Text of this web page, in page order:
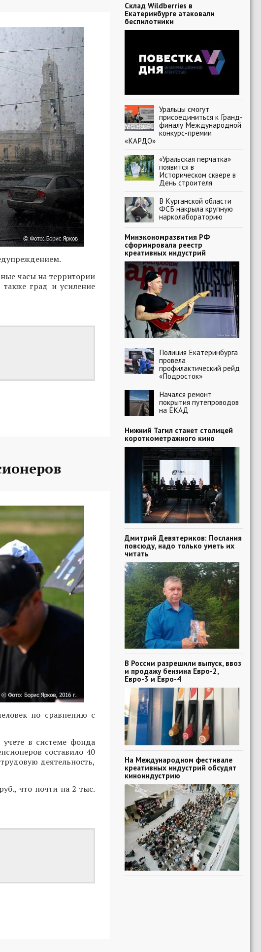
часы на территории
град и усиление
по сравнению с
в системе фонда
составило 40
деятельность,
что почти на 2 тыс.
Склад Wildberries в
Екатеринбурге атаковали
беспилотники
Уральцы смогут
присоединиться к Гранд-
финалу Международной
конкурс-премии
«КАРДО»
«Уральская перчатка»
появится в
Историческом сквере в
День строителя
В Курганской области
ФСБ накрыла крупную
нарколабораторию
Минэкономразвития РФ
сформировала реестр
креативных индустрий
Полиция Екатеринбурга
провела
профилактический рейд
«Подросток»
Начался ремонт
покрытия путепроводов
на ЕКАД
Нижний Тагил станет столицей
короткометражного кино
Дмитрий Девятериков: Послания
повсюду, надо только уметь их
читать
В России разрешили выпуск, ввоз
и продажу бензина Евро-2,
Евро-3 и Евро-4
На Международном фестивале
креативных индустрий обсудят
киноиндустрию